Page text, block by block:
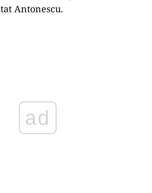
Antonescu.
ad